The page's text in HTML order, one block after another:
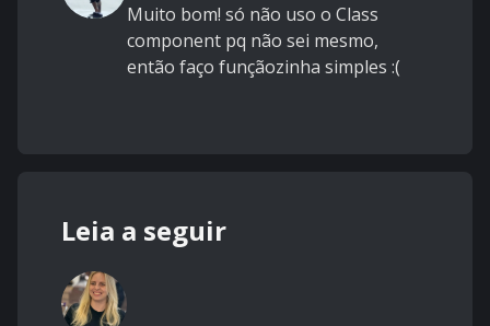
Muito bom! só não uso o Class
component pq não sei mesmo,
então faço funçãozinha simples :(
Leia a seguir